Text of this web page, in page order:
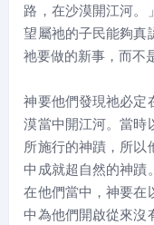
路，在沙漠開江河。
望屬祂的子民能夠真
祂要做的新事，而不
神要他們發現祂必定
漠當中開江河。當時
所施行的神蹟，所以
中成就超自然的神蹟
在他們當中，神要在
中為他們開啟從來沒